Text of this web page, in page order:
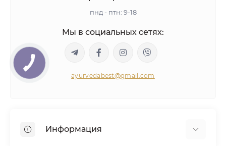
пнд - птн: 9-18
Мы в социальных сетях:
ayurvedabest@gmail.com
Информация